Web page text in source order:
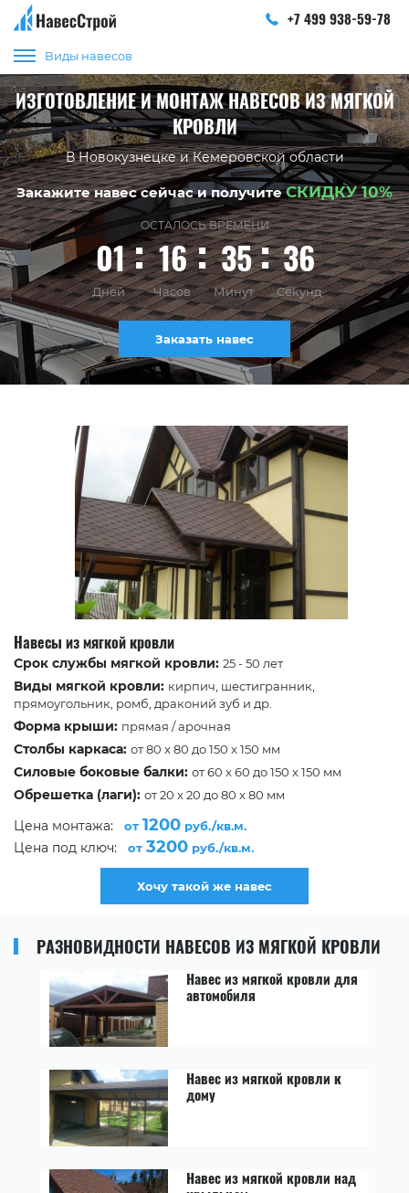
+7 499 938-59-78
Виды навесов
ИЗГОТОВЛЕНИЕ И МОНТАЖ НАВЕСОВ ИЗ МЯГКОЙ
КРОВЛИ
В Новокузнецке и Кемеровской области
Закажите навес сейчас и получитеСКИДКУ 10%
ОСТАЛОСЬ ВРЕМЕНИ
01 16 35 35
Дней Часов Минут Секунд
Заказать навес
Навесы из мягкой кровли
Срок службы мягкой кровли: 25 - 50 лет
Виды мягкой кровли: кирпич, шестигранник,
прямоугольник, ромб, драконий зуб и др.
Форма крыши: прямая / арочная
Столбы каркаса: от 80 x 80 до 150 x 150 мм
Силовые боковые балки: от 60 x 60 до 150 x 150 мм
Обрешетка (лаги): от 20 x 20 до 80 x 80 мм
Цена монтажа: от 1200 руб./кв.м.
Цена под ключ: от 3200 руб./кв.м.
Хочу такой же навес
РАЗНОВИДНОСТИ НАВЕСОВ ИЗ МЯГКОЙ КРОВЛИ
Навес из мягкой кровли для
автомобиля
Навес из мягкой кровли к
дому
Навес из мягкой кровли над